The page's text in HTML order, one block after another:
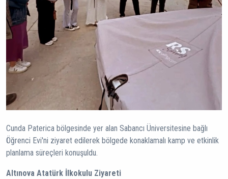
Cunda Paterica bölgesinde yer alan Sabancı Üniversitesine bağlı
Öğrenci Evi'ni ziyaret edilerek bölgede konaklamalı kamp ve etkinlik
planlama süreçleri konuşuldu.
Altınova Atatürk İlkokulu Ziyareti